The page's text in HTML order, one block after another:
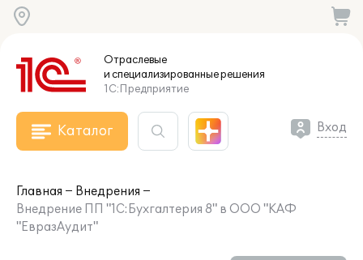
Отраслевые
и специализированныерешения
1С:Предприятие
Каталог Вход
Главная
Внедрения
Внедрение ПП "1С:Бухгалтерия 8" в ООО "КАФ
"ЕвразАудит"